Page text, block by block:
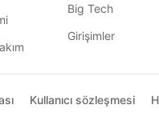
Big Tech
Girişimler
Kullanıcı sözleşmesi